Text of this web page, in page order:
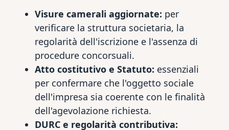
Visure camerali aggiornate: per
verificare la struttura societaria, la
regolarità dell'iscrizione e l'assenza di
procedure concorsuali.
Atto costitutivo e Statuto: essenziali
per confermare che l'oggetto sociale
dell'impresa sia coerente con le finalità
dell'agevolazione richiesta.
DURC e regolarità contributiva: